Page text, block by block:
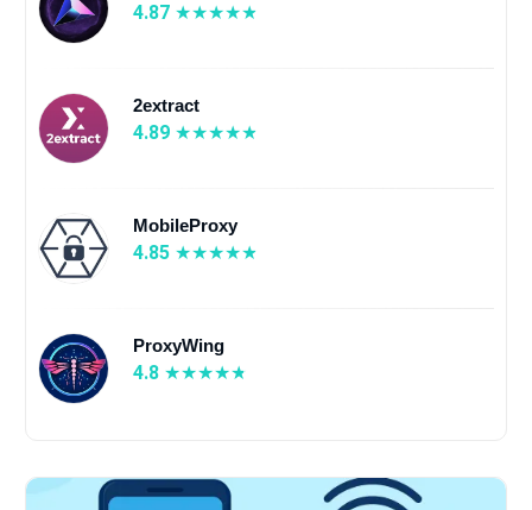
4.87
2extract
4.89
MobileProxy
4.85
ProxyWing
4.8